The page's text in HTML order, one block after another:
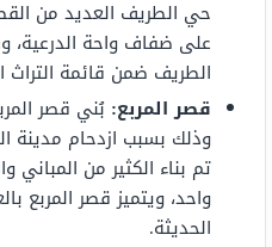
حي الطريف العديد من
على ضفاف واحة
الطريف ضمن قائمة التراث
قصر المربع: بُني قصر
وذلك بسبب ازدحام مدينة
تم بناء الكثير من
واحد، ويتميز قصر المربع
الحديثة.